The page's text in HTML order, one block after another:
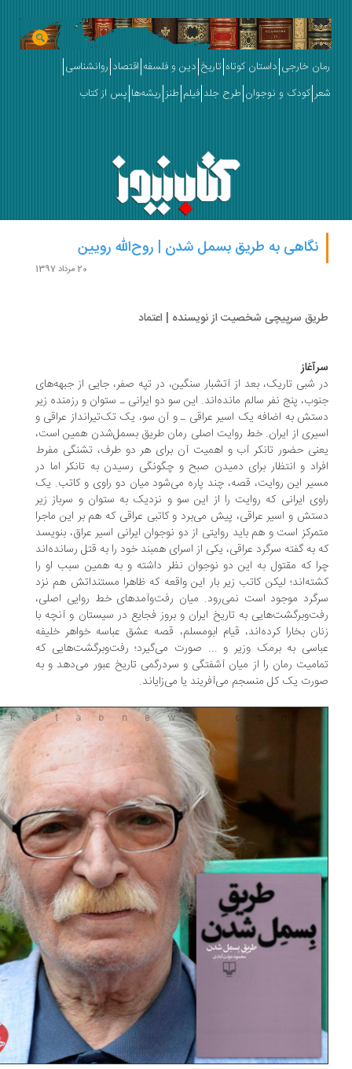
خارجی داستان کوتاه تاریخ دین و فلسفه اقتصاد روانشناسی
کودک و نوجوان طرح جلد فیلم طنز ریشه‌ها پس از کتاب
نگاهی به طریق بسمل شدن | روح‌الله رویین
سرپیچی شخصیت از نویسنده | اعتماد
شبی تاریک، بعد از آتشبار سنگین، در تپه صفر، جایی از جبهه‌های
پنج نفر سالم مانده‌اند. این سو دو ایرانی ـ ستوان و رزمنده زیر
به اضافه یک اسیر عراقی ـ و آن سو، یک تک‌تیرانداز عراقی و
از ایران. خط روایت اصلی رمان طریق بسمل‌شدن همین است،
حضور تانکر آب و اهمیت آن برای هر دو طرف، تشنگی مفرط
و انتظار برای دمیدن صبح و چگونگی رسیدن به تانکر اما در
این روایت، قصه، چند پاره می‌شود میان دو راوی و کاتب. یک
ایرانی که روایت را از این سو و نزدیک به ستوان و سرباز زیر
و اسیر عراقی، پیش می‌برد و کاتبی عراقی که هم بر این ماجرا
است و هم باید روایتی از دو نوجوان ایرانی اسیر عراق، بنویسد
به گفته سرگرد عراقی، یکی از اسرای همبند خود را به قتل رسانده‌اند
که مقتول به این دو نوجوان نظر داشته و به همین سبب او را
لیکن کاتب زیر بار این واقعه که ظاهرا مستنداتش هم نزد
موجود است نمی‌رود. میان رفت‌وآمدهای خط روایی اصلی،
به تاریخ ایران و بروز فجایع در سیستان و آنچه با
بخارا کرده‌اند، قیام ابومسلم، قصه عشق عباسه خواهر خلیفه
به برمک وزیر و ... صورت می‌گیرد؛ رفت‌وبرگشت‌هایی که
رمان را از میان آشفتگی و سردرگمی تاریخ عبور می‌دهد و به
یک کل منسجم می‌آفریند یا می‌زایاند.